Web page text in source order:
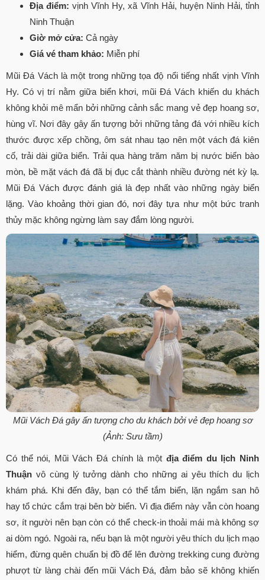
Địa điểm: vịnh Vĩnh Hy, xã Vĩnh Hải, huyện Ninh Hải, tỉnh
Ninh Thuận
Giờ mở cửa: Cả ngày
Giá vé tham khảo: Miễn phí
Mũi Đá Vách là một trong những tọa độ nổi tiếng nhất vịnh Vĩnh
Hy. Có vị trí nằm giữa biển khơi, mũi Đá Vách khiến du khách
không khỏi mê mẩn bởi những cảnh sắc mang vẻ đẹp hoang sơ,
hùng vĩ. Nơi đây gây ấn tượng bởi những tảng đá với nhiều kích
thước được xếp chồng, ôm sát nhau tạo nên một vách đá kiên
cố, trải dài giữa biển. Trải qua hàng trăm năm bị nước biển bào
mòn, bề mặt vách đá đã bị đục cắt thành nhiều đường nét kỳ lạ.
Mũi Đá Vách được đánh giá là đẹp nhất vào những ngày biển
lặng. Vào khoảng thời gian đó, nơi đây tựa như một bức tranh
thủy mặc không ngừng làm say đắm lòng người.
Mũi Vách Đá gây ấn tượng cho du khách bởi vẻ đẹp hoang sơ
(Ảnh: Sưu tầm)
Có thể nói, Mũi Vách Đá chính là một địa điểm du lịch Ninh
Thuận vô cùng lý tưởng dành cho những ai yêu thích du lịch
khám phá. Khi đến đây, bạn có thể tắm biển, lặn ngắm san hô
hay tổ chức cắm trại bên bờ biển. Vì địa điểm này vẫn còn hoang
sơ, ít người nên bạn còn có thể check-in thoải mái mà không sợ
ai dòm ngó. Ngoài ra, nếu bạn là một người yêu thích du lịch mạo
hiểm, đừng quên chuẩn bị đồ để lên đường trekking cung đường
phượt từ làng chài đến mũi Vách Đá, đảm bảo sẽ không khiến